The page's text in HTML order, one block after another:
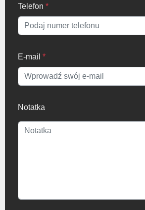
Telefon *
E-mail *
Notatka